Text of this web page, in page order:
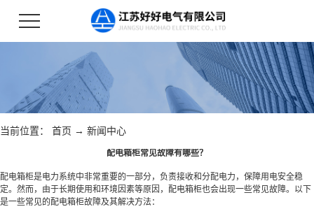
当前位置： 首页 → 新闻中心
配电箱柜常见故障有哪些？
配电箱柜是电力系统中非常重要的一部分，负责接收和分配电力，保障用电安全稳
定。然而，由于长期使用和环境因素等原因，配电箱柜也会出现一些常见故障。以下
是一些常见的配电箱柜故障及其解决方法：